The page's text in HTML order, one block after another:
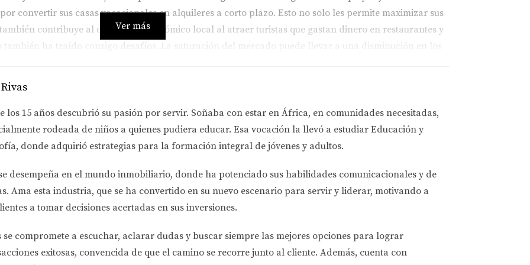
convertir sus casas vacacionales en alquileres a corto plazo. Esto no solo les permite maximizar sus
contribuye al desarrollo económico local al atraer turistas que gastan dinero en restaurantes y
también ha traído consigo desafíos. La saturación del mercado puede llevar a una disminución en los
ha impulsado la demanda de apartamentos y casas en áreas urbanas. Los turistas buscan experiencias
donde pueden disfrutar de la cultura local. Esto ha llevado a muchos propietarios a listar sus
Un ejemplo exitoso es un propietario que decidió alquilar su apartamento cerca del centro de Atlanta
conferencias. Al hacerlo, logró obtener ingresos significativos durante períodos cortos, lo que le permitió
sin problemas financieros. No obstante, es esencial que los propietarios sean conscientes del
local. La gentrificación es un fenómeno preocupante que puede surgir cuando las propiedades
Ver más
los 15 años descubrió su pasión por servir. Soñaba con estar en África, en comunidades necesitadas,
rodeada de niños a quienes pudiera educar. Esa vocación la llevó a estudiar Educación y
, donde adquirió estrategias para la formación integral de jóvenes y adultos.
desempeña en el mundo inmobiliario, donde ha potenciado sus habilidades comunicacionales y de
Ama esta industria, que se ha convertido en su nuevo escenario para servir y liderar, motivando a
a tomar decisiones acertadas en sus inversiones.
se compromete a escuchar, aclarar dudas y buscar siempre las mejores opciones para lograr
exitosas, convencida de que el camino se recorre junto al cliente. Además, cuenta con